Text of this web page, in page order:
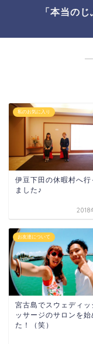
「本当の
私のお気に入り
伊豆下田の休暇村へ行
ました♪
2018
お友達について
宮古島でスウェディッ
ッサージのサロンを始
た！（笑）